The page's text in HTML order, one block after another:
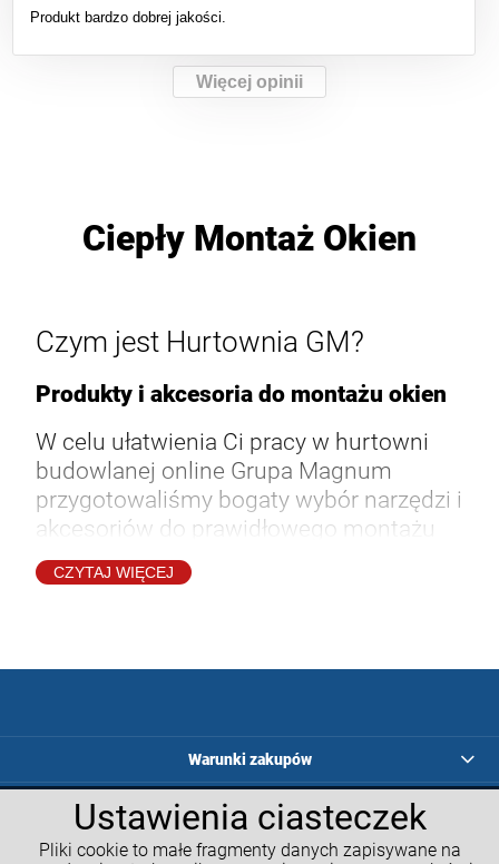
Ustawienia ciasteczek
Pliki cookie to małe fragmenty danych zapisywane na
Produkt bardzo dobrej jakości.
Więcej opinii
Ciepły Montaż Okien
Czym jest Hurtownia GM?
Produkty i akcesoria do montażu okien
W celu ułatwienia Ci pracy w hurtowni
budowlanej online Grupa Magnum
przygotowaliśmy bogaty wybór narzędzi i
akcesoriów do prawidłowego montażu
okien, ocieplenie poddasza, dzięki którym
proces instalacji stanie się szybszy,
zarówno profesjonalnych przyrządów
dodatków, które przydadzą Ci się w pracy
w domu. Co znajdziesz w naszym
asortymencie? Konsole dolne, kątowniki
samoprzylepne, urządzenia do cięcia
styropianu czy wkręty hartowane do
CZYTAJ WIĘCEJ
Warunki zakupów
Programy lojalnościowe
Kalkulatory GM